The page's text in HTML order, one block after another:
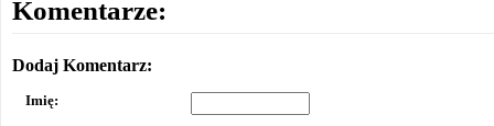
Komentarze:
Dodaj Komentarz:
Imię: